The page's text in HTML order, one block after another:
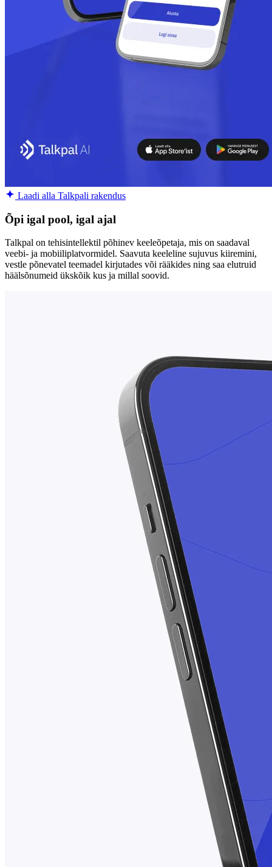
Laadi alla Talkpali rakendus
Õpi igal pool, igal ajal
Talkpal on tehisintellektil põhinev keeleõpetaja, mis on saadaval
veebi- ja mobiiliplatvormidel. Saavuta keeleline sujuvus kiiremini,
vestle põnevatel teemadel kirjutades või rääkides ning saa elutruid
häälsõnumeid ükskõik kus ja millal soovid.